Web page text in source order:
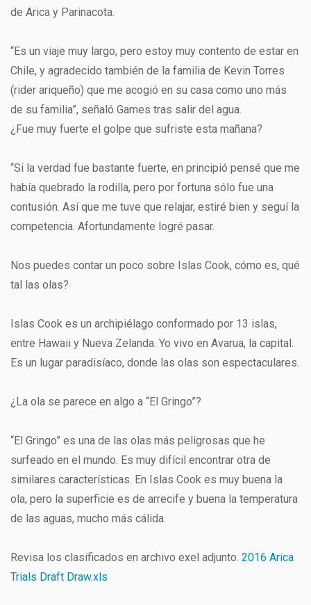
de Arica y Parinacota.
“Es un viaje muy largo, pero estoy muy contento de estar en
Chile, y agradecido también de la familia de Kevin Torres
(rider ariqueño) que me acogió en su casa como uno más
de su familia”, señaló Games tras salir del agua.
¿Fue muy fuerte el golpe que sufriste esta mañana?
“Si la verdad fue bastante fuerte, en principió pensé que me
había quebrado la rodilla, pero por fortuna sólo fue una
contusión. Así que me tuve que relajar, estiré bien y seguí la
competencia. Afortundamente logré pasar.
Nos puedes contar un poco sobre Islas Cook, cómo es, qué
tal las olas?
Islas Cook es un archipiélago conformado por 13 islas,
entre Hawaii y Nueva Zelanda. Yo vivo en Avarua, la capital.
Es un lugar paradisíaco, donde las olas son espectaculares.
¿La ola se parece en algo a “El Gringo”?
“El Gringo” es una de las olas más peligrosas que he
surfeado en el mundo. Es muy difícil encontrar otra de
similares características. En Islas Cook es muy buena la
ola, pero la superficie es de arrecife y buena la temperatura
de las aguas, mucho más cálida.
Revisa los clasificados en archivo exel adjunto. 2016 Arica
Trials Draft Draw.xls